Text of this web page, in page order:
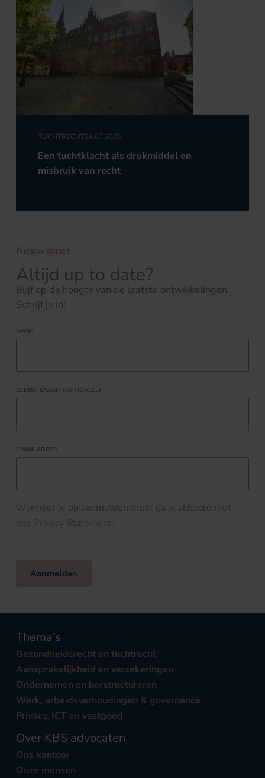
TUCHTRECHT24.07.2026
Een tuchtklacht als drukmiddel en
misbruik van recht
Nieuwsbrief
Altijd up to date?
Blijf op de hoogte van de laatste ontwikkelingen.
Schrijf je in!
NAAM
BEDRIJFSNAAM (OPTIONEEL)
E-MAILADRES
Wanneer je op aanmelden drukt ga je akkoord met
ons Privacy Statement.
Aanmelden
Thema’s
Gezondheidsrecht en tuchtrecht
Aansprakelijkheid en verzekeringen
Ondernemen en herstructureren
Werk, arbeidsverhoudingen & governance
Privacy, ICT en vastgoed
Over KBS advocaten
Ons kantoor
Onze mensen